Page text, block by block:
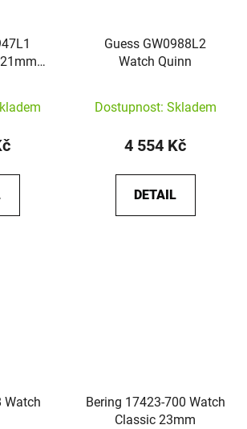
Guess GW0988L2
Watch Quinn
Dostupnost: Skladem
4 554 Kč
DETAIL
Bering 17423-700 Watch
Classic 23mm